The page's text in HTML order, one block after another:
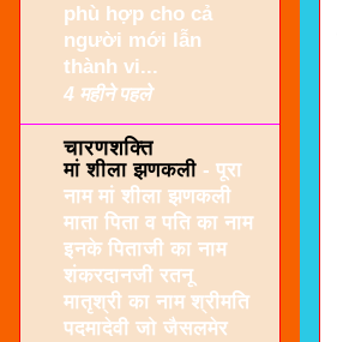
phù hợp cho cả
người mới lẫn
thành vi...
4 महीने पहले
चारणशक्ति
मां शीला झणकली - पूरा
नाम मां शीला झणकली
माता पिता व पति का नाम
इनके पिताजी का नाम
शंकरदानजी रतनू
मातृश्री का नाम श्रीमति
पदमादेवी जो जैसलमेर